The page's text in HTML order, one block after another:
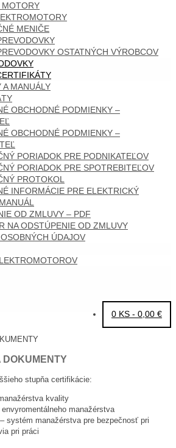
MOTORY
MENIČE
OSTATNÝCH VÝROBCOV
A MANUÁLY
OBCHODNÉ PODMIENKY –
OBCHODNÉ PODMIENKY –
PORIADOK PRE PODNIKATEĽOV
PORIADOK PRE SPOTREBITEĽOV
PROTOKOL
INFORMÁCIE PRE ELEKTRICKÝ
OD ZMLUVY – PDF
NA ODSTÚPENIE OD ZMLUVY
ÚDAJOV
0 KS - 0,00 €
stupňa certifikácie:
kvality
manažérstva
systém manažérstva pre bezpečnosť pri
pri práci